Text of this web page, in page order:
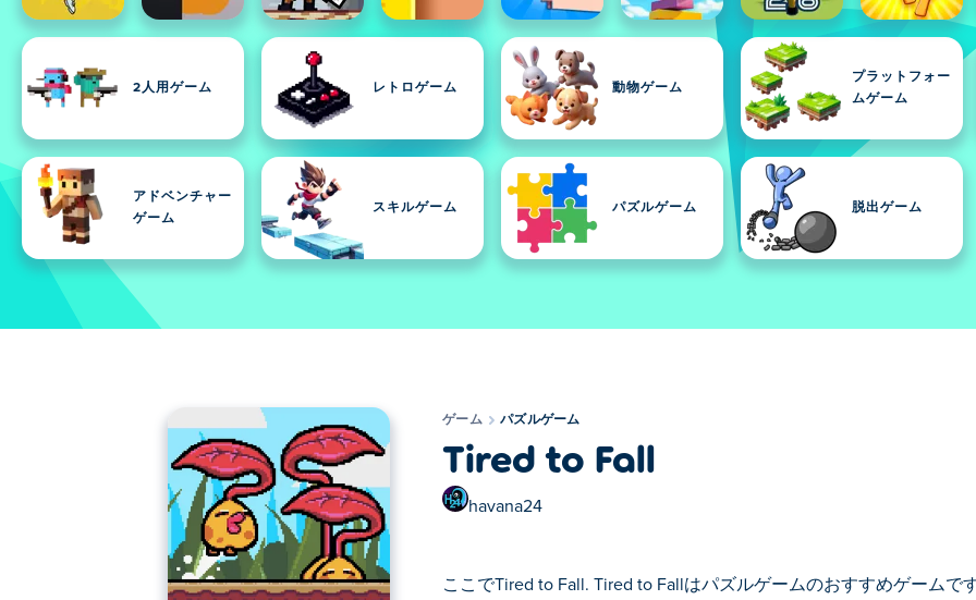
2人用ゲーム レトロゲーム 動物ゲーム
プラットフォー
ムゲーム
アドベンチャー
ゲーム
スキルゲーム パズルゲーム 脱出ゲーム
ゲーム パズルゲーム
Tired to Fall
havana24
ここでTired to Fall. Tired to Fallはパズルゲームのおすすめゲームで